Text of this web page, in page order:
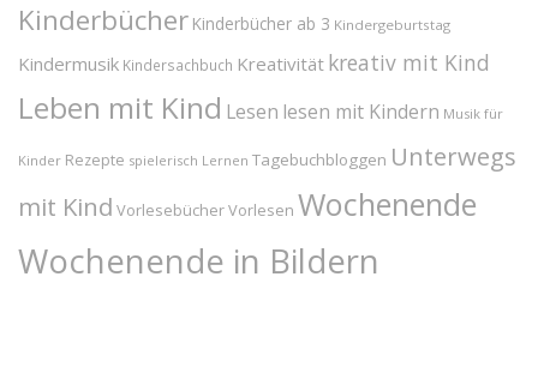
Kinderbücher Kinderbücher ab 3 Kindergeburtstag
Kindermusik Kindersachbuch Kreativität kreativ mit Kind
Leben mit Kind Lesen lesen mit Kindern Musik für
Kinder Rezepte spielerisch Lernen Tagebuchbloggen Unterwegs
mit Kind VorlesebücherVorlesen Wochenende
Wochenende in Bildern